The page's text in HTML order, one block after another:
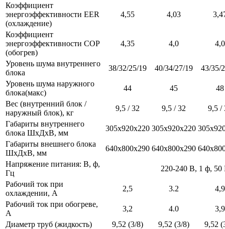
Коэффициент
энергоэффективности EER
(охлаждение)
4,55 4,03
Коэффициент
энергоэффективности COP
(обогрев)
4,35 4,0 4,0
Уровень шума внутреннего
блока
38/32/25/19 40/34/27/19
43/35/
Уровень шума наружного
блока(макс)
44 45
48
Вес (внутренний блок /
наружный блок), кг
9,5 / 32 9,5 / 32
9,5 /
Габариты внутреннего
блока ШхДхВ, мм
305x920x220 305x920x220
Габариты внешнего блока
ШхДхВ, мм
640x800x290 640x800x290
Напряжение питания: В, ф,
Гц
220-240 В, 1 ф, 50
Рабочий ток при
охлаждении, А
2,5 3.2
4,9
Рабочий ток при обогреве,
А
3,2 4.0
3,9
Диаметр труб (жидкость)
9,52 (3/8) 9,52 (3/8)
9,52